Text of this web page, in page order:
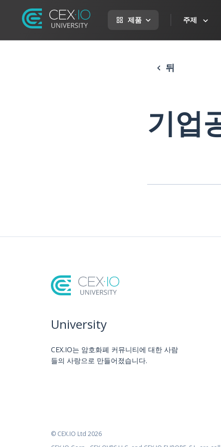
제품 주제
뒤
기업
University
CEX.IO는 암호화폐 커뮤니티에 대한 사람
들의 사랑으로 만들어졌습니다.
© CEX.IO Ltd 2026